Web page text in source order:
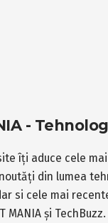
-
îți aduce cele
din lumea
si cele mai
MANIA și